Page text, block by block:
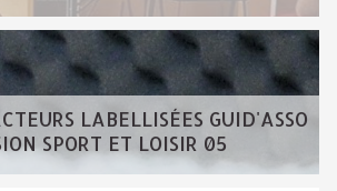
LABELLISÉES GUID'ASSO
SPORT ET LOISIR 05